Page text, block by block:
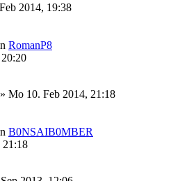
2014, 19:38
RomanP8
» Mo 10. Feb 2014, 21:18
B0NSAIB0MBER
21:18